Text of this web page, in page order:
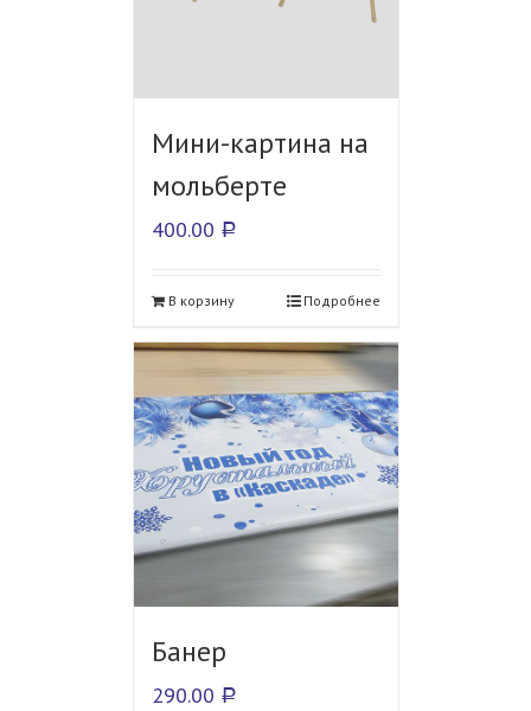
Мини-картина на
мольберте
400.00 Р
В корзину Подробнее
Банер
290.00 Р